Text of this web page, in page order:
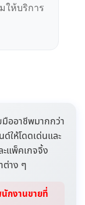
ให้บริการ
ออาชีพมากกว่า
ให้โดดเด่นและ
แพ็คเกจจิ้ง
ต่าง ๆ
กงานขายที่